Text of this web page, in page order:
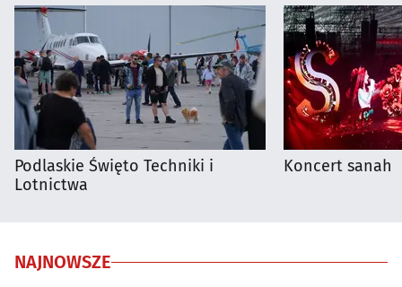
Podlaskie Święto Techniki i
Lotnictwa
Koncert sanah
NAJNOWSZE